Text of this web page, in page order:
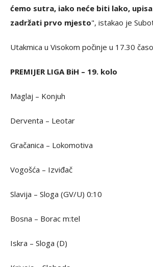
ćemo sutra, iako neće biti lako,
zadržati prvo mjesto", istakao je
Utakmica u Visokom počinje u 17.30
PREMIJER LIGA BiH – 19. kolo
Maglaj – Konjuh
Derventa – Leotar
Gračanica – Lokomotiva
Vogošća – Izviđač
Slavija – Sloga (GV/U) 0:10
Bosna – Borac m:tel
Iskra – Sloga (D)